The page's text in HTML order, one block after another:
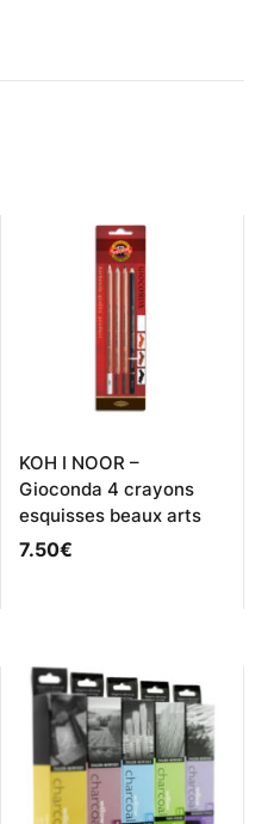
KOH I NOOR –
Gioconda 4 crayons
esquisses beaux arts
7.50€